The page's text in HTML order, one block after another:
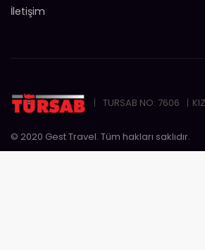
İletişim
TURSAB NO: 7606
© 2020 Gest Travel. Tüm hakları saklıdır.